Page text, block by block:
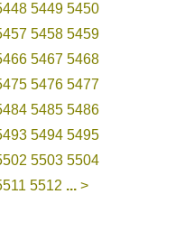
5449 5450
5458 5459
5467 5468
5476 5477
5485 5486
5494 5495
5503 5504
5512 ... >